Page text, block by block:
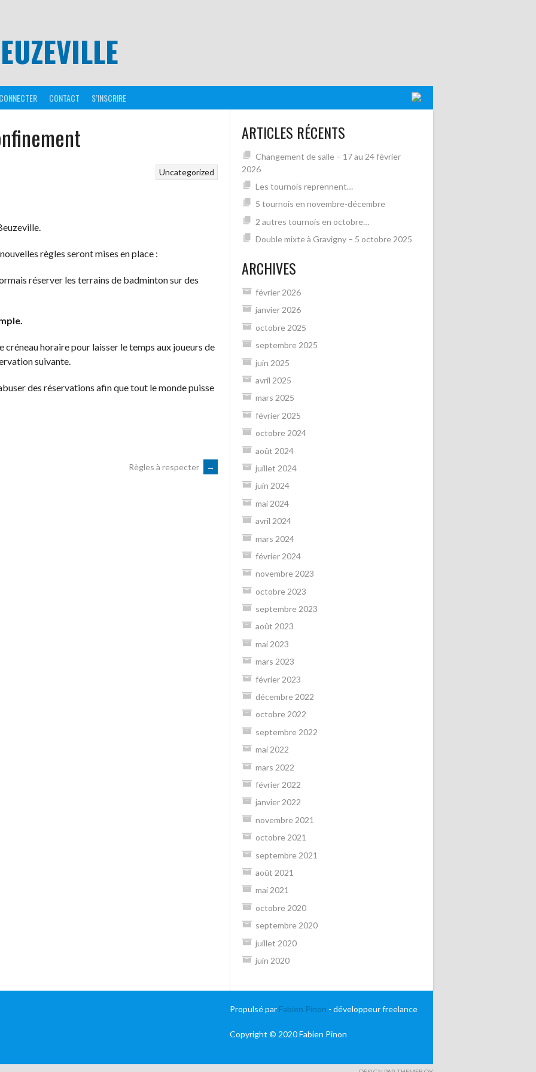
CONTACT S’INSCRIRE
Uncategorized
règles seront mises en place :
réserver les terrains de badminton sur des
créneau horaire pour laisser le temps aux joueurs de
suivante.
des réservations afin que tout le monde puisse
Règles à respecter →
ARTICLES RÉCENTS
Changement de salle – 17 au 24 février
2026
Les tournois reprennent…
5 tournois en novembre-décembre
2 autres tournois en octobre…
Double mixte à Gravigny – 5 octobre 2025
ARCHIVES
février 2026
janvier 2026
octobre 2025
septembre 2025
juin 2025
avril 2025
mars 2025
février 2025
octobre 2024
août 2024
juillet 2024
juin 2024
mai 2024
avril 2024
mars 2024
février 2024
novembre 2023
octobre 2023
septembre 2023
août 2023
mai 2023
mars 2023
février 2023
décembre 2022
octobre 2022
septembre 2022
mai 2022
mars 2022
février 2022
janvier 2022
novembre 2021
octobre 2021
septembre 2021
août 2021
mai 2021
octobre 2020
septembre 2020
juillet 2020
juin 2020
Propulsé par Fabien Pinon - développeur freelance
Copyright © 2020 Fabien Pinon